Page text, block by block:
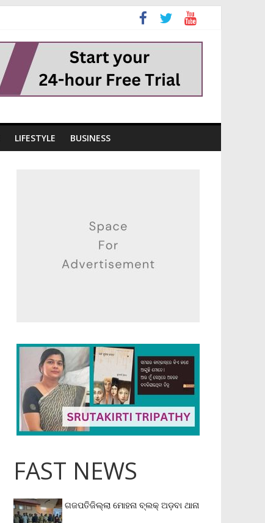
LIFESTYLE BUSINESS
FAST NEWS
ଗଜପତିଜିଲ୍ଲା ମୋହନା ବ୍ଲକ୍‌ ଅଡ଼ବା ଥାନା